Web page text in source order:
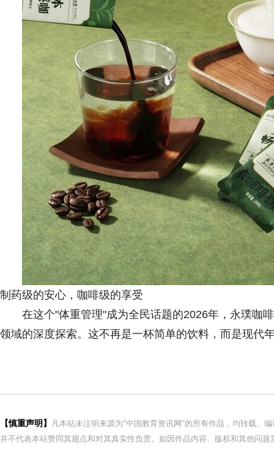
制药级的安心，咖啡级的享受
在这个"体重管理"成为全民话题的2026年，永璞咖
领域的深度探索。这不再是一杯简单的饮料，而是现代
【慎重声明】
凡本站未注明来源为"中国教育资讯网"的所有作品，均转载、
并不代表本站赞同其观点和对其真实性负责。如因作品内容、版权和其他问